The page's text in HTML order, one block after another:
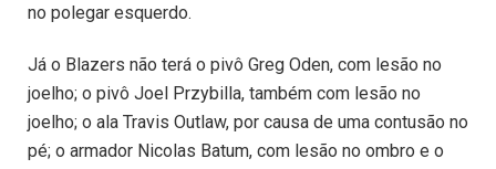
no polegar esquerdo.
Já o Blazers não terá o pivô Greg Oden, com lesão no
joelho; o pivô Joel Przybilla, também com lesão no
joelho; o ala Travis Outlaw, por causa de uma contusão no
pé; o armador Nicolas Batum, com lesão no ombro e o